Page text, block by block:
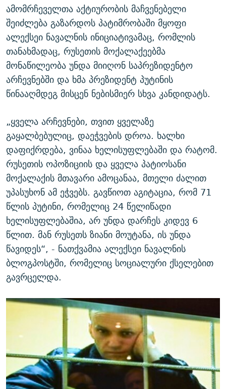
ამომრჩეველთა აქტიურობის მაჩვენებელი
შეიძლება გაზარდოს პატიმრობაში მყოფი
ალექსეი ნავალნის ინიციატივამაც, რომლის
თანახმადაც, რუსეთის მოქალაქეებმა
მონაწილეობა უნდა მიიღონ საპრეზიდენტო
არჩევნებში და ხმა პრეზიდენტ პუტინის
წინააღმდეგ მისცენ ნებისმიერ სხვა კანდიდატს.
„ყველა არჩევნები, თვით ყველაზე
გაყალბებულიც, დაეჭვების დროა. ხალხი
დაფიქრდება, ვინაა ხელისუფლებაში და რატომ.
რუსეთის ოპოზიციის და ყველა პატიოსანი
მოქალაქის მთავარი ამოცანაა, მთელი ძალით
უპასუხონ ამ ეჭვებს. გავწიოთ აგიტაცია, რომ 71
წლის პუტინი, რომელიც 24 წელიწადი
ხელისუფლებაშია, არ უნდა დარჩეს კიდევ 6
წლით. მან რუსეთს ზიანი მოუტანა, ის უნდა
წავიდეს“, - ნათქვამია ალექსეი ნავალნის
ბლოგპოსტში, რომელიც სოციალური ქსელებით
გავრცელდა.